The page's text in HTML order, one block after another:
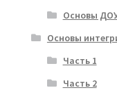
Основы
Основы
Часть 1
Часть 2